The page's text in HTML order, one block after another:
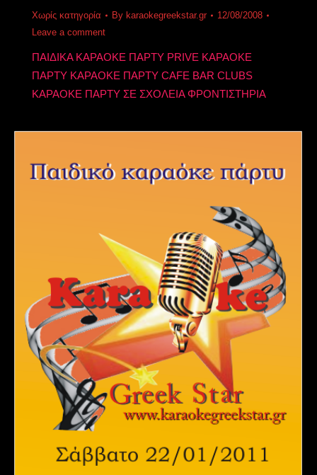
Χωρίς κατηγορία By karaokegreekstar.gr
12/08/2008
Leave a comment
ΠΑΙΔΙΚΑ ΚΑΡΑΟΚΕ ΠΑΡΤΥ PRIVE ΚΑΡΑΟΚΕ
ΠΑΡΤΥ ΚΑΡΑΟΚΕ ΠΑΡΤΥ CAFE BAR CLUBS
ΚΑΡΑΟΚΕ ΠΑΡΤΥ ΣΕ ΣΧΟΛΕΙΑ ΦΡΟΝΤΙΣΤΗΡΙΑ